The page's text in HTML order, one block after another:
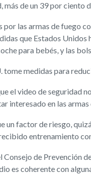
de un 39 por ciento
por las armas de fuego
que Estados Unidos
para bebés, y las
tome medidas para
el video de seguridad
interesado en las
un factor de riesgo,
entrenamiento
Consejo de Prevención
es coherente con